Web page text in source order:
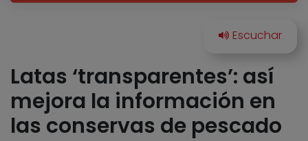
Latas ‘transparentes’: así
mejora la información en
las conservas de pescado